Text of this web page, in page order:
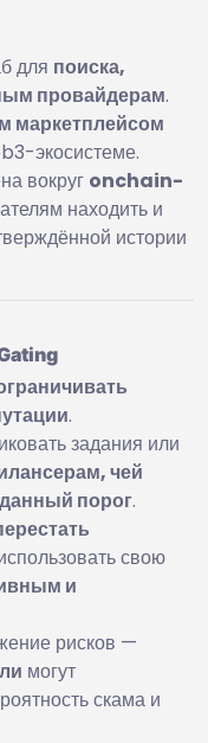
для поиска,
провайдерам.
маркетплейсом
экосистеме.
вокруг onchain-
находить и
истории
.
задания или
чей
порог.
свою
и
рисков —
могут
скама и